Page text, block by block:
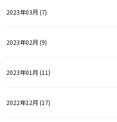
2023年03月 (7)
2023年02月 (9)
2023年01月 (11)
2022年12月 (17)